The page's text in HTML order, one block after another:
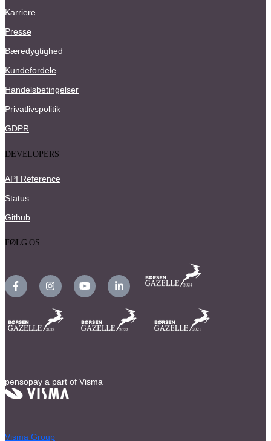
Karriere
Presse
Bæredygtighed
Kundefordele
Handelsbetingelser
Privatlivspolitik
GDPR
DEVELOPERS
API Reference
Status
Github
FØLG OS
pensopay a part of Visma
Visma Group